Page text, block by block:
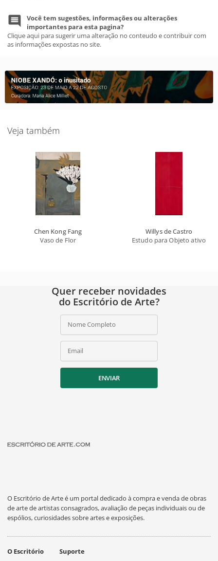
Você tem sugestões, informações ou alterações
importantes para esta pagina?
Clique aqui para sugerir uma alteração no conteudo e contribuir com
as informações expostas no site.
Veja também
Chen Kong Fang
Vaso de Flor
Willys de Castro
Estudo para Objeto ativo
Quer receber novidades
do Escritório de Arte?
Nome Completo
Email
ENVIAR
O Escritório de Arte é um portal dedicado à compra e venda de obras
de arte de artistas consagrados, avaliação de peças individuais ou de
espólios, curiosidades sobre artes e exposições.
O Escritório Suporte